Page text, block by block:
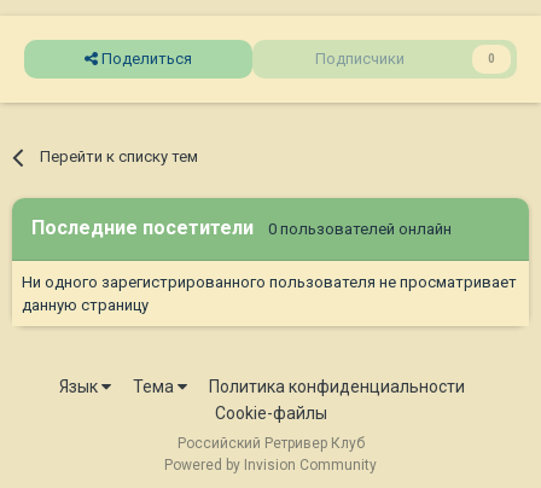
Поделиться Подписчики 0
Перейти к списку тем
Последние посетители 0 пользователей онлайн
Ни одного зарегистрированного пользователя не просматривает
данную страницу
Язык Тема
Политика конфиденциальности
Cookie-файлы
Российский Ретривер Клуб
Powered by Invision Community